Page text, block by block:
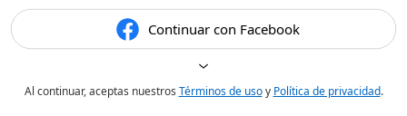
Continuar con Facebook
Al continuar, aceptas nuestros Términos de usoy Política de privacidad.